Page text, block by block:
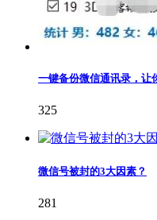
一键备份微信通讯录，让
325
微信号被封的3大因素？
281